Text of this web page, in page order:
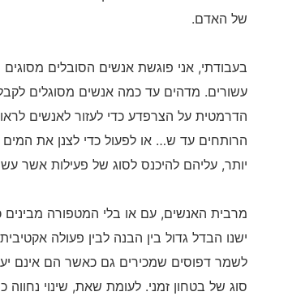
של האדם.
בעבודתי, אני פוגשת אנשים הסובלים
עשורים. מדהים עד כמה אנשים מסוגלים
הדרמטית על הצרפדע כדי לעזור לאנשים
הרותחים עד ש… או לפעול כדי לצנן את המים
יותר, עליהם להיכנס לסוג של פעילות אשר
מרבית האנשים, עם או בלי המטפורה מבינים
ישנו הבדל גדול בין הבנה לבין פעולה
לשמר דפוסים שמכירים גם כאשר הם אינם
סוג של בטחון זמני. לעומת שאת, שינוי